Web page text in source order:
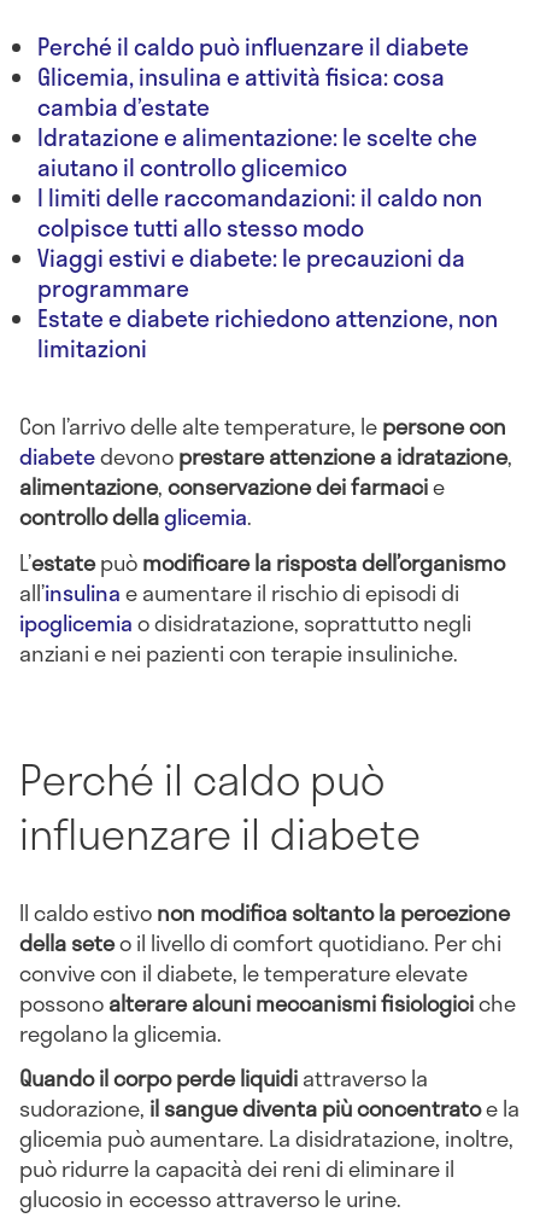
Perché il caldo può influenzare il diabete
Glicemia, insulina e attività fisica: cosa
cambia d’estate
Idratazione e alimentazione: le scelte che
aiutano il controllo glicemico
I limiti delle raccomandazioni: il caldo non
colpisce tutti allo stesso modo
Viaggi estivi e diabete: le precauzioni da
programmare
Estate e diabete richiedono attenzione, non
limitazioni
Con l’arrivo delle alte temperature, lepersone con
diabetedevonoprestare attenzione a idratazione,
alimentazione,conservazione dei farmacie
controllo dellaglicemia.
L’estatepuòmodificare la risposta dell’organismo
all’insulinae aumentare il rischio di episodi di
ipoglicemiao disidratazione, soprattutto negli
anziani e nei pazienti con terapie insuliniche.
Perché il caldo può
influenzare il diabete
Il caldo estivonon modifica soltanto la percezione
della seteo il livello di comfort quotidiano. Per chi
convive con il diabete, le temperature elevate
possonoalterare alcuni meccanismi fisiologiciche
regolano la glicemia.
Quando il corpo perde liquidiattraverso la
sudorazione, il sangue diventa più concentratoe la
glicemia può aumentare. La disidratazione, inoltre,
può ridurre la capacità dei reni di eliminare il
glucosio in eccesso attraverso le urine.